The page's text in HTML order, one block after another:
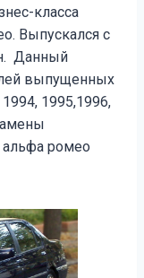
класса
Выпускался с
Данный
выпущенных
1995,1996,
альфа ромео